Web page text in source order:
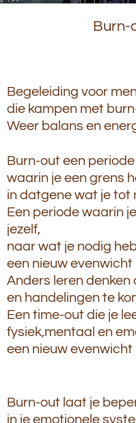
Burn-
Begeleiding voor
die kampen met
Weer balans en
Burn-out een periode
waarin je een grens
in datgene wat je tot
Een periode waarin
jezelf,
naar wat je nodig
een nieuw evenwicht
Anders leren
en handelingen te
Een time-out die je
fysiek,mentaal en
een nieuw evenwicht
Burn-out laat je
in je emotionele